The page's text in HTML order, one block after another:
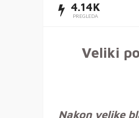
4.14K
PREGLEDA
Veliki
Nakon velike